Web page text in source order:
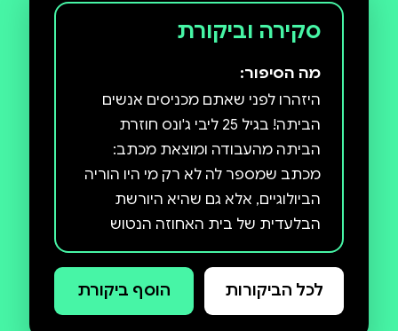
סקירה וביקורת
מה הסיפור:
היזהרו לפני שאתם מכניסים אנשים
הביתה! בגיל 25 ליבי ג'ונס חוזרת
הביתה מהעבודה ומוצאת מכתב:
מכתב שמספר לה לא רק מי היו הוריה
הביולוגיים, אלא גם שהיא היורשת
הבלעדית של בית האחוזה הנטוש
שלהם, בית ששווה מיליונים בשכונת
צ'לסי בלונדון. חייה של ליבי עומדים
להשתנות מן הקצה אל הקצה, אבל אין
לכל הביקורות הוסף ביקורת